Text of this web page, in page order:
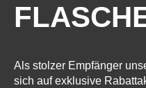
Als stolzer Empfänger
sich auf exklusive